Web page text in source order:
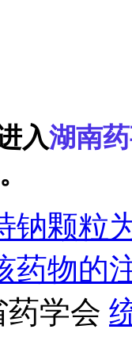
入湖南
钠颗粒
药物的
学会